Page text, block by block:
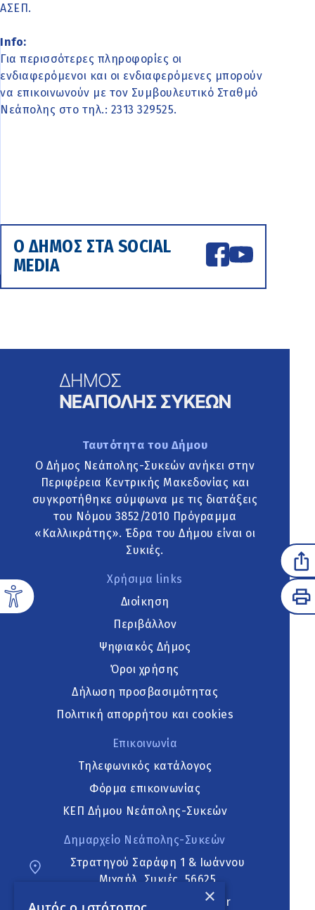
ΑΣΕΠ.
Info:
Για περισσότερες πληροφορίες οι
ενδιαφερόμενοι και οι ενδιαφερόμενες μπορούν
να επικοινωνούν με τον Συμβουλευτικό Σταθμό
Νεάπολης στο τηλ.: 2313 329525.
Ο ΔΗΜΟΣ ΣΤΑ SOCIAL
MEDIA
Ταυτότητα του Δήμου
Ο Δήμος Νεάπολης-Συκεών ανήκει στην
Περιφέρεια Κεντρικής Μακεδονίας και
συγκροτήθηκε σύμφωνα με τις διατάξεις
του Νόμου 3852/2010 Πρόγραμμα
«Καλλικράτης». Έδρα του Δήμου είναι οι
Συκιές.
Χρήσιμα links
Διοίκηση
Περιβάλλον
Ψηφιακός Δήμος
Όροι χρήσης
Δήλωση προσβασιμότητας
Πολιτική απορρήτου και cookies
Επικοινωνία
Τηλεφωνικός κατάλογος
Φόρμα επικοινωνίας
ΚΕΠ Δήμου Νεάπολης-Συκεών
Δημαρχείο Νεάπολης-Συκεών
Στρατηγού Σαράφη 1 & Ιωάννου
Μιχαήλ, Συκιές, 56625
neapoli.sykies@ddt.gov.gr
×